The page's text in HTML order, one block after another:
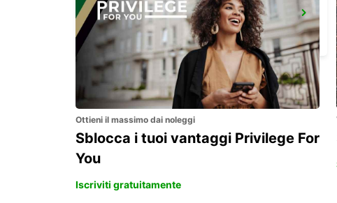
PARIGI CHARLES DE GAULLE AEROPORTO T1
ROISSY EN FRANCE - FRANCE
Ottieni il massimo dai noleggi
Sblocca i tuoi vantaggi Privilege For
You
Iscriviti gratuitamente